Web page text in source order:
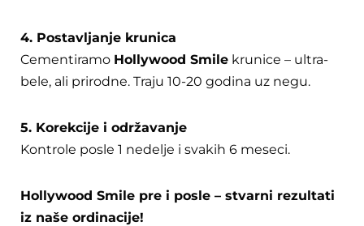
4. Postavljanje krunica
Cementiramo Hollywood Smile krunice – ultra-
bele, ali prirodne. Traju 10-20 godina uz negu.
5. Korekcije i održavanje
Kontrole posle 1 nedelje i svakih 6 meseci.
Hollywood Smile pre i posle – stvarni rezultati
iz naše ordinacije!